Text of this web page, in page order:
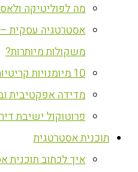
מה לפוליטיקה
אסטרטגיה עסקית
משקולות מיותרות?
10 מיומנויות קריטיות ליועץ אסטרטגי
מדידה אפקטיבית
פרוטוקול ישיבת
‏תוכנית אסטרטגית
איך לכתוב תוכנית